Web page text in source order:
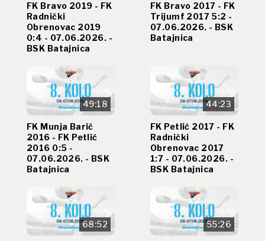
FK Bravo 2019 - FK
Radnički
Obrenovac 2019
0:4 - 07.06.2026. -
BSK Batajnica
FK Bravo 2017 - FK
Trijumf 2017 5:2 -
07.06.2026. - BSK
Batajnica
49:18
FK Munja Barič
2016 - FK Petlić
2016 0:5 -
07.06.2026. - BSK
Batajnica
44:23
FK Petlić 2017 - FK
Radnički
Obrenovac 2017
1:7 - 07.06.2026. -
BSK Batajnica
68:52 55:26